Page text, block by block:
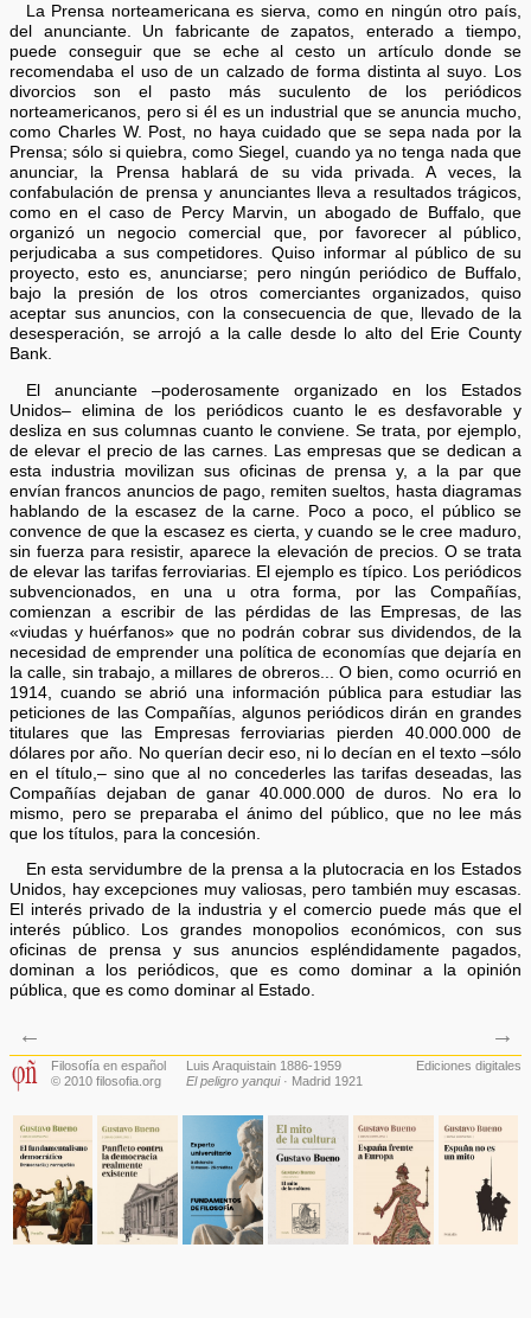
La Prensa norteamericana es sierva, como en ningún otro país,
del anunciante. Un fabricante de zapatos, enterado a tiempo,
puede conseguir que se eche al cesto un artículo donde se
recomendaba el uso de un calzado de forma distinta al suyo. Los
divorcios son el pasto más suculento de los periódicos
norteamericanos, pero si él es un industrial que se anuncia mucho,
como Charles W. Post, no haya cuidado que se sepa nada por la
Prensa; sólo si quiebra, como Siegel, cuando ya no tenga nada que
anunciar, la Prensa hablará de su vida privada. A veces, la
confabulación de prensa y anunciantes lleva a resultados trágicos,
como en el caso de Percy Marvin, un abogado de Buffalo, que
organizó un negocio comercial que, por favorecer al público,
perjudicaba a sus competidores. Quiso informar al público de su
proyecto, esto es, anunciarse; pero ningún periódico de Buffalo,
bajo la presión de los otros comerciantes organizados, quiso
aceptar sus anuncios, con la consecuencia de que, llevado de la
desesperación, se arrojó a la calle desde lo alto del Erie County
Bank.
El anunciante –poderosamente organizado en los Estados
Unidos– elimina de los periódicos cuanto le es desfavorable y
desliza en sus columnas cuanto le conviene. Se trata, por ejemplo,
de elevar el precio de las carnes. Las empresas que se dedican a
esta industria movilizan sus oficinas de prensa y, a la par que
envían francos anuncios de pago, remiten sueltos, hasta diagramas
hablando de la escasez de la carne. Poco a poco, el público se
convence de que la escasez es cierta, y cuando se le cree maduro,
sin fuerza para resistir, aparece la elevación de precios. O se trata
de elevar las tarifas ferroviarias. El ejemplo es típico. Los periódicos
subvencionados, en una u otra forma, por las Compañías,
comienzan a escribir de las pérdidas de las Empresas, de las
«viudas y huérfanos» que no podrán cobrar sus dividendos, de la
necesidad de emprender una política de economías que dejaría en
la calle, sin trabajo, a millares de obreros... O bien, como ocurrió en
1914, cuando se abrió una información pública para estudiar las
peticiones de las Compañías, algunos periódicos dirán en grandes
titulares que las Empresas ferroviarias pierden 40.000.000 de
dólares por año. No querían decir eso, ni lo decían en el texto –sólo
en el título,– sino que al no concederles las tarifas deseadas, las
Compañías dejaban de ganar 40.000.000 de duros. No era lo
mismo, pero se preparaba el ánimo del público, que no lee más
que los títulos, para la concesión.
En esta servidumbre de la prensa a la plutocracia en los Estados
Unidos, hay excepciones muy valiosas, pero también muy escasas.
El interés privado de la industria y el comercio puede más que el
interés público. Los grandes monopolios económicos, con sus
oficinas de prensa y sus anuncios espléndidamente pagados,
dominan a los periódicos, que es como dominar a la opinión
pública, que es como dominar al Estado.
← →
Filosofía en español
© 2010 filosofia.org
Luis Araquistain 1886-1959
El peligro yanqui· Madrid 1921
Ediciones digitales